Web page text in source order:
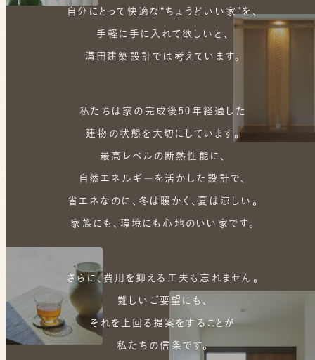
自分にとって快適な“ちょうどいい家”を、
手軽に手に入れて欲しいと、
溝田建築設計では考えています。
私たちは家の完成後50年経過した
建物の状態を大切にしています。
最高レベルの断熱性能に、
自然エネルギーを活かした設計で、
省エネなのに、冬は暖かく、夏は涼しい。
家族にも、環境にも心地のいい家です。
さらに、費用を抑える工夫も忘れません。
難しいご要望にも、
それを上回る提案をすることが
私たちの信条です。